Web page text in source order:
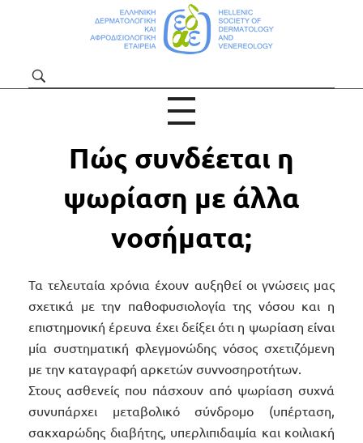
Πώς συνδέεται η
ψωρίαση με άλλα
νοσήματα;
Τα τελευταία χρόνια έχουν αυξηθεί οι γνώσεις μας
σχετικά με την παθοφυσιολογία της νόσου και η
επιστημονική έρευνα έχει δείξει ότι η ψωρίαση είναι
μία συστηματική φλεγμονώδης νόσος σχετιζόμενη
με την καταγραφή αρκετών συννοσηροτήτων.
Στους ασθενείς που πάσχουν από ψωρίαση συχνά
συνυπάρχει μεταβολικό σύνδρομο (υπέρταση,
σακχαρώδης διαβήτης, υπερλιπιδαιμία και κοιλιακή